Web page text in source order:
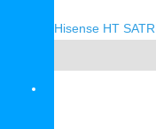
Hisense HT